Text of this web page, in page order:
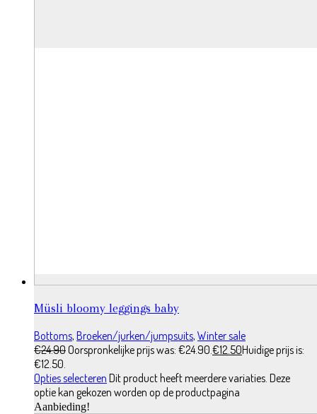
Müsli bloomy leggings baby
Bottoms, Broeken/jurken/jumpsuits, Winter sale
€24.90Oorspronkelijke prijs was: €24.90.€12.50Huidige prijs is:
€12.50.
Opties selecteren Dit product heeft meerdere variaties. Deze
optie kan gekozen worden op de productpagina
Aanbieding!